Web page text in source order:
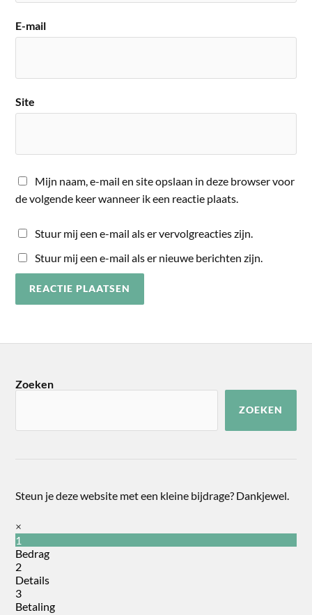
E-mail
Site
Mijn naam, e-mail en site opslaan in deze browser voor
de volgende keer wanneer ik een reactie plaats.
Stuur mij een e-mail als er vervolgreacties zijn.
Stuur mij een e-mail als er nieuwe berichten zijn.
Zoeken
ZOEKEN
Steun je deze website met een kleine bijdrage? Dankjewel.